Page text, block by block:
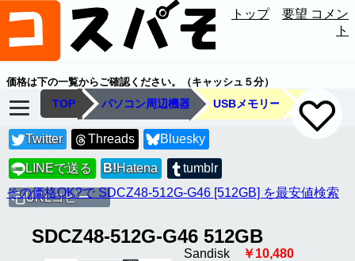
トップ
要望 コメン
ト
価格は下の一覧からご確認ください。（キャッシュ５分）
TOP パソコン周辺機器 USBメモリー
Twitter Threads Bluesky
LINE LINEで送る B!Hatena tumblr
URLコピー
その価格OK?で SDCZ48-512G-G46 [512GB] を最安値検索
SDCZ48-512G-G46 512GB
Sandisk ￥10,480